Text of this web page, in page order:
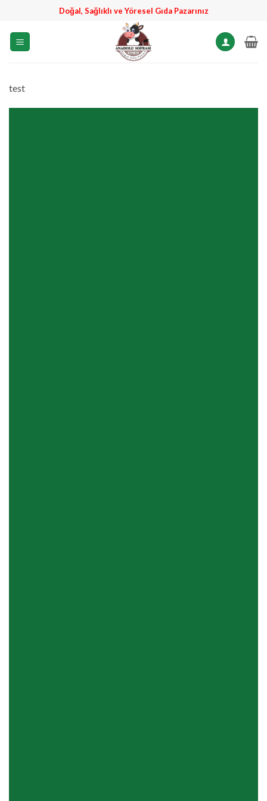
Doğal, Sağlıklı ve Yöresel Gıda Pazarınız
test